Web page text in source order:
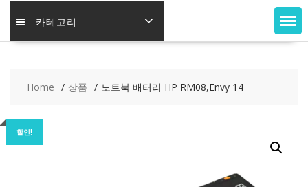
카테고리
Home 상품 노트북 배터리 HP RM08,Envy 14
할인!